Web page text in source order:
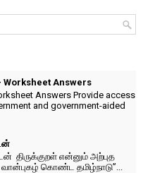
Answers
Answers Provide access
and government-aided
திருக்குறள் என்னும் அற்புத
கொண்ட தமிழ்நாடு”...